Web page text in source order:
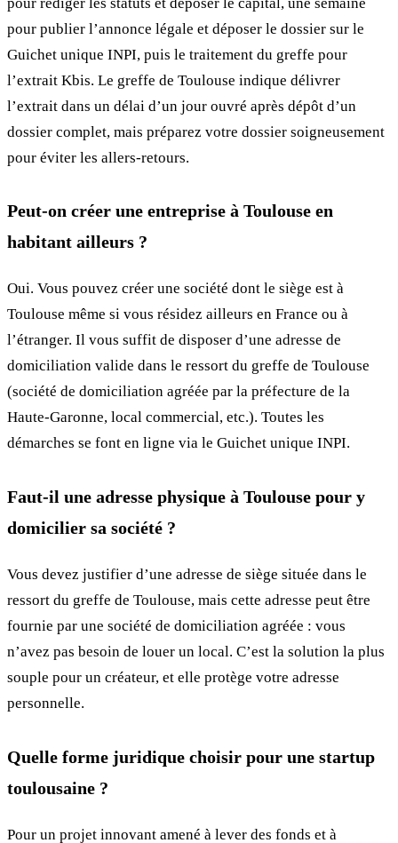
pour publier l’annonce légale et déposer le dossier sur le
Guichet unique INPI, puis le traitement du greffe pour
l’extrait Kbis. Le greffe de Toulouse indique délivrer
l’extrait dans un délai d’un jour ouvré après dépôt d’un
dossier complet, mais préparez votre dossier soigneusement
pour éviter les allers-retours.
Peut-on créer une entreprise à Toulouse en
habitant ailleurs ?
Oui. Vous pouvez créer une société dont le siège est à
Toulouse même si vous résidez ailleurs en France ou à
l’étranger. Il vous suffit de disposer d’une adresse de
domiciliation valide dans le ressort du greffe de Toulouse
(société de domiciliation agréée par la préfecture de la
Haute-Garonne, local commercial, etc.). Toutes les
démarches se font en ligne via le Guichet unique INPI.
Faut-il une adresse physique à Toulouse pour y
domicilier sa société ?
Vous devez justifier d’une adresse de siège située dans le
ressort du greffe de Toulouse, mais cette adresse peut être
fournie par une société de domiciliation agréée : vous
n’avez pas besoin de louer un local. C’est la solution la plus
souple pour un créateur, et elle protège votre adresse
personnelle.
Quelle forme juridique choisir pour une startup
toulousaine ?
Pour un projet innovant amené à lever des fonds et à